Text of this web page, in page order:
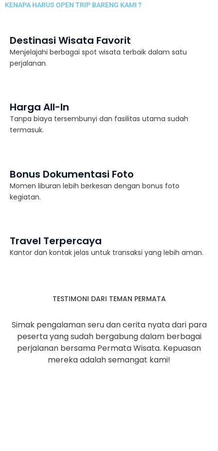
KENAPA HARUS OPEN TRIP BARENG KAMI ?
Destinasi Wisata Favorit
Menjelajahi berbagai spot wisata terbaik dalam satu
perjalanan.
Harga All-In
Tanpa biaya tersembunyi dan fasilitas utama sudah
termasuk.
Bonus Dokumentasi Foto
Momen liburan lebih berkesan dengan bonus foto
kegiatan.
Travel Terpercaya
Kantor dan kontak jelas untuk transaksi yang lebih aman.
TESTIMONI DARI TEMAN PERMATA
Simak pengalaman seru dan cerita nyata dari para
peserta yang sudah bergabung dalam berbagai
perjalanan bersama Permata Wisata. Kepuasan
mereka adalah semangat kami!